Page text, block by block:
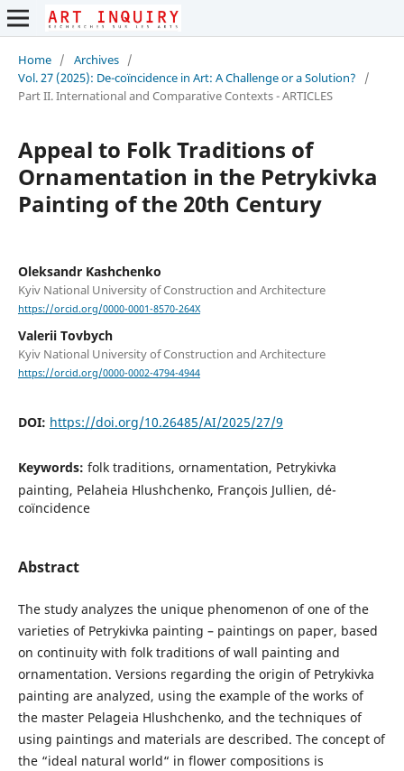
Home / Archives /
Vol. 27 (2025): De-coïncidence in Art: A Challenge or a Solution?
/
Part II. International and Comparative Contexts - ARTICLES
Appeal to Folk Traditions of
Ornamentation in the Petrykivka
Painting of the 20th Century
Oleksandr Kashchenko
Kyiv National University of Construction and Architecture
https://orcid.org/0000-0001-8570-264X
Valerii Tovbych
Kyiv National University of Construction and Architecture
https://orcid.org/0000-0002-4794-4944
DOI: https://doi.org/10.26485/AI/2025/27/9
Keywords: folk traditions, ornamentation, Petrykivka
painting, Pelaheia Hlushchenko, François Jullien, dé-
coïncidence
Abstract
The study analyzes the unique phenomenon of one of the
varieties of Petrykivka painting – paintings on paper, based
on continuity with folk traditions of wall painting and
ornamentation. Versions regarding the origin of Petrykivka
painting are analyzed, using the example of the works of
the master Pelageia Hlushchenko, and the techniques of
using paintings and materials are described. The concept of
the “ideal natural world“ in flower compositions is